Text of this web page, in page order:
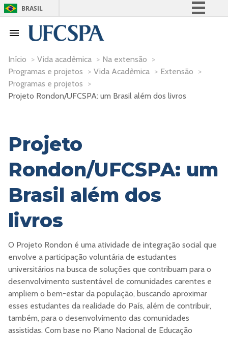
BRASIL
Participe
Acesso à informação
Início > Vida acadêmica > Na extensão >
Programas e projetos > Vida Acadêmica > Extensão >
Programas e projetos >
Projeto Rondon/UFCSPA: um Brasil além dos livros
Projeto
Rondon/UFCSPA: um
Brasil além dos
livros
O Projeto Rondon é uma atividade de integração social que
envolve a participação voluntária de estudantes
universitários na busca de soluções que contribuam para o
desenvolvimento sustentável de comunidades carentes e
ampliem o bem-estar da população, buscando aproximar
esses estudantes da realidade do País, além de contribuir,
também, para o desenvolvimento das comunidades
assistidas. Com base no Plano Nacional de Educação